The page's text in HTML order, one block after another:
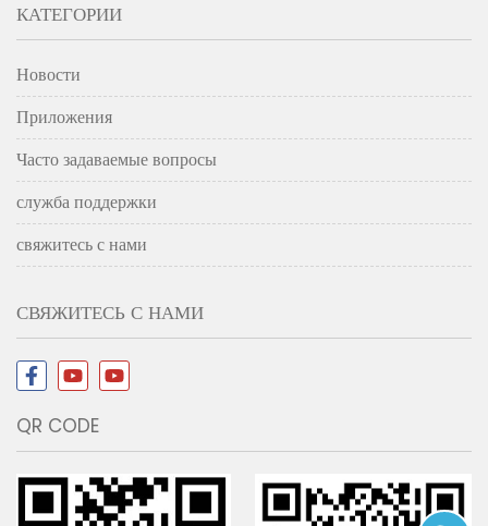
КАТЕГОРИИ
Новости
Приложения
Часто задаваемые вопросы
служба поддержки
свяжитесь с нами
СВЯЖИТЕСЬ С НАМИ
QR CODE